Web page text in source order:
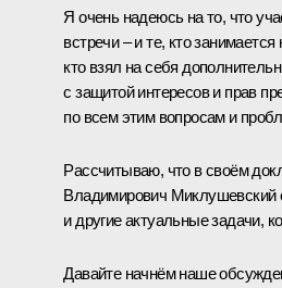
Я очень надеюсь на то, что
встречи – и те, кто
кто взял на себя
с защитой интересов и прав
по всем этим вопросам и
Рассчитываю, что в своём
Владимирович Миклушевский
и другие актуальные задачи,
Давайте начнём наше